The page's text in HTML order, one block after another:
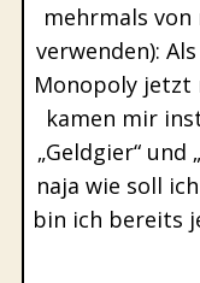
mehrmals von
verwenden):
Monopoly jetzt
kamen mir
„Geldgier“ und
naja wie soll
bin ich bereits